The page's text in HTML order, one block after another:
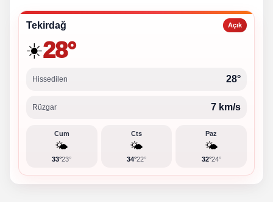
Tekirdağ Açık
☀️28°
Hissedilen 28°
Rüzgar 7 km/s
Cum
🌤️
33°23°
Cts
🌤️
34°22°
Paz
🌤️
32°24°